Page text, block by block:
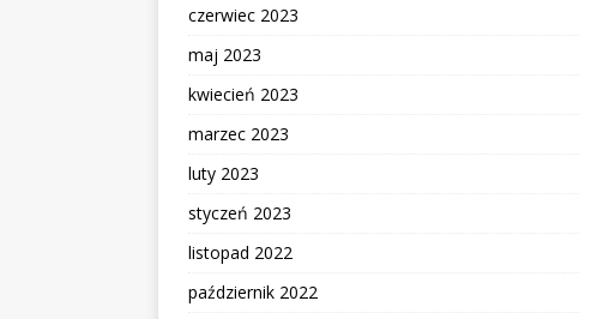
czerwiec 2023
maj 2023
kwiecień 2023
marzec 2023
luty 2023
styczeń 2023
listopad 2022
październik 2022